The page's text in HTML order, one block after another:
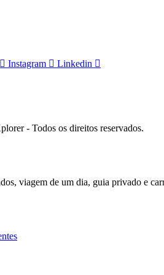
Instagram Linkedin
- Todos os direitos reservados.